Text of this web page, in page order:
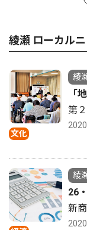
綾瀬 ローカル
文化
綾
「
第
綾
26
新